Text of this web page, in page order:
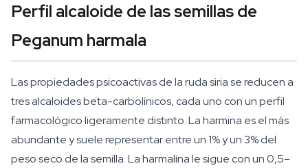
Perfil alcaloide de las semillas de
Peganum harmala
Las propiedades psicoactivas de la ruda siria se reducen a
tres alcaloides beta-carbolínicos, cada uno con un perfil
farmacológico ligeramente distinto. La harmina es el más
abundante y suele representar entre un 1% y un 3% del
peso seco de la semilla. La harmalina le sigue con un 0,5–